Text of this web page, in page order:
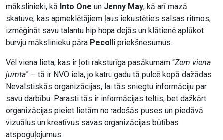
mākslinieki, kā Into One un Jenny May, kā arī mazā
skatuve, kas apmeklētājiem ļaus iekustēties salsas ritmos,
izmēģināt savu talantu hip hopa dejās un klātienē aplūkot
burvju mākslinieku pāra Pecolli priekšnesumus.
Vēl viena lieta, kas ir ļoti raksturīga pasākumam “Zem viena
jumta” – tā ir NVO iela, jo katru gadu tā pulcē kopā dažādas
Nevalstiskās organizācijas, lai tās sniegtu informāciju par
savu darbību. Parasti tās ir informācijas teltis, bet dažkārt
organizācijas pieiet lietām no radošās puses un piedāvā
vizuālus un kreatīvus savas organizācijas būtības
atspoguļojumus.